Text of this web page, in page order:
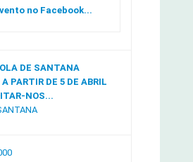
no Facebook...
DE SANTANA
PARTIR DE 5 DE ABRIL
NOS...